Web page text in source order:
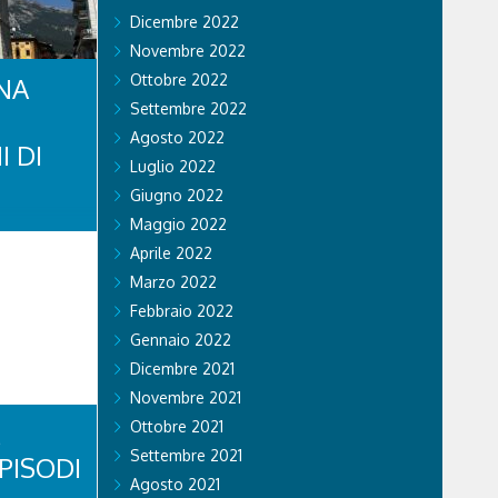
DI
sul
recano
Dicembre 2022
Novembre 2022
Ottobre 2022
Settembre 2022
Agosto 2022
Luglio 2022
Giugno 2022
Maggio 2022
Aprile 2022
Marzo 2022
Febbraio 2022
Gennaio 2022
Dicembre 2021
Novembre 2021
Ottobre 2021
Settembre 2021
Agosto 2021